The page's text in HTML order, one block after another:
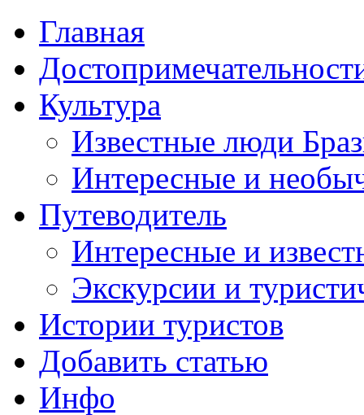
Главная
Культура
Известные люди
Интересные и
Путеводитель
Интересные и
Экскурсии и
Истории туристов
Добавить статью
Инфо